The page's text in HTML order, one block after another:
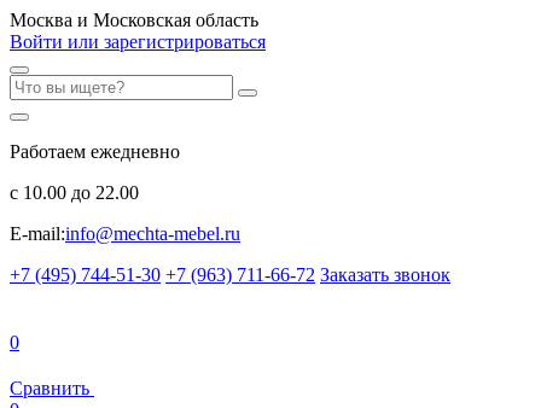
Москва и Московская область
Войти или зарегистрироваться
Работаем ежедневно
с 10.00 до 22.00
E-mail:info@mechta-mebel.ru
+7 (495) 744-51-30 +7 (963) 711-66-72 Заказать звонок
0
Сравнить